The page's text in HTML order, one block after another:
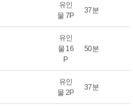
유인
물 7P
37분
유인
물 16
P
50분
유인
물 2P
37분